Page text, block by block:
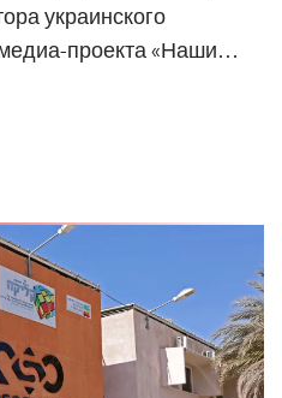
украинского
проекта «Наши…